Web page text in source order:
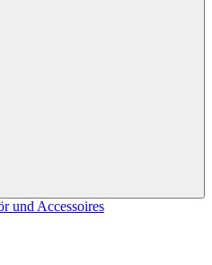
und Accessoires